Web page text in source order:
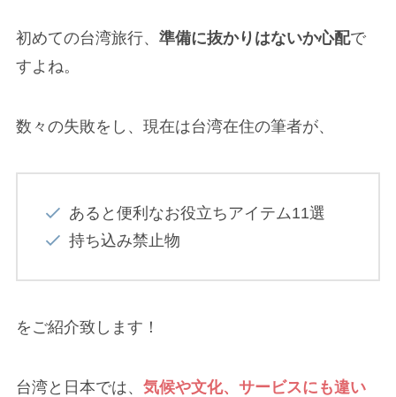
初めての台湾旅行、 準備に抜かりはないか心配で
すよね。
数々の失敗をし、現在は台湾在住の筆者が、
あると便利なお役立ちアイテム11選
持ち込み禁止物
をご紹介致します！
台湾と日本では、 気候や文化、サービスにも違い